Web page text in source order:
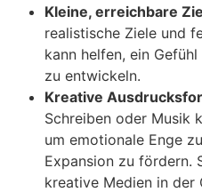
Kleine, erreichbare
realistische Ziele und
kann helfen, ein
zu entwickeln.
Kreative
Schreiben oder Musik
um emotionale Enge
Expansion zu fördern.
kreative Medien in der